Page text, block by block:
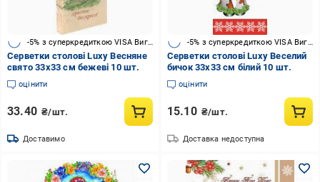
-5% з суперкредиткою VISA Вигода
Серветки столові Luxy Весняне
свято 33х33 см бежеві 10 шт.
оцінити
33.40 ₴/шт.
Доставимо
Серветки столові Luxy Веселий
бичок 33х33 см білий 10 шт.
оцінити
15.10 ₴/шт.
Доставка недоступна